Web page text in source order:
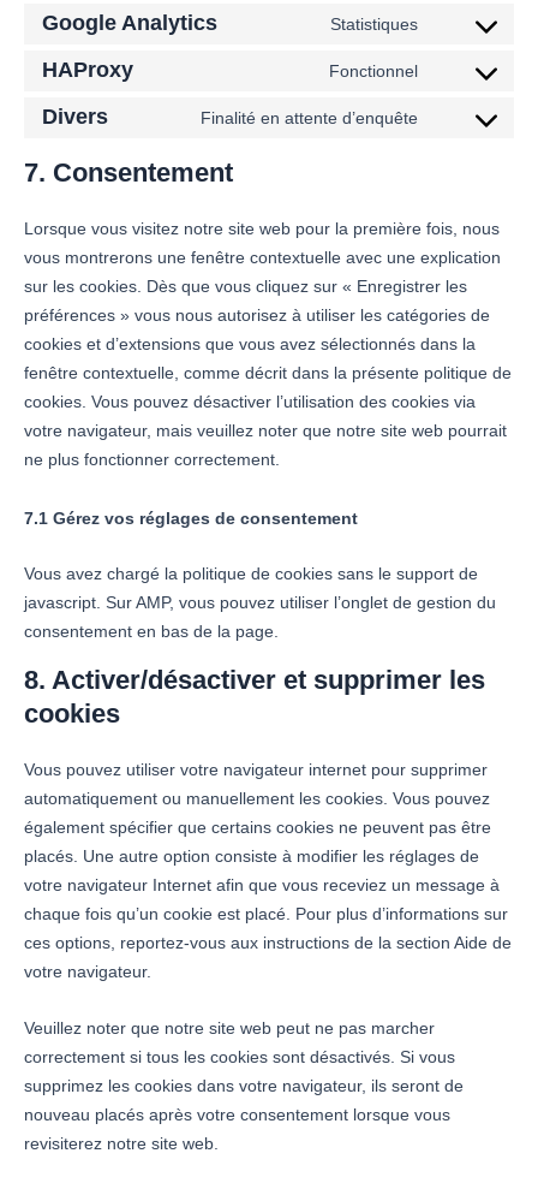
Google Analytics Statistiques
HAProxy Fonctionnel
Divers Finalité en attente d’enquête
7. Consentement
Lorsque vous visitez notre site web pour la première fois, nous
vous montrerons une fenêtre contextuelle avec une explication
sur les cookies. Dès que vous cliquez sur « Enregistrer les
préférences » vous nous autorisez à utiliser les catégories de
cookies et d’extensions que vous avez sélectionnés dans la
fenêtre contextuelle, comme décrit dans la présente politique de
cookies. Vous pouvez désactiver l’utilisation des cookies via
votre navigateur, mais veuillez noter que notre site web pourrait
ne plus fonctionner correctement.
7.1 Gérez vos réglages de consentement
Vous avez chargé la politique de cookies sans le support de
javascript. Sur AMP, vous pouvez utiliser l’onglet de gestion du
consentement en bas de la page.
8. Activer/désactiver et supprimer les
cookies
Vous pouvez utiliser votre navigateur internet pour supprimer
automatiquement ou manuellement les cookies. Vous pouvez
également spécifier que certains cookies ne peuvent pas être
placés. Une autre option consiste à modifier les réglages de
votre navigateur Internet afin que vous receviez un message à
chaque fois qu’un cookie est placé. Pour plus d’informations sur
ces options, reportez-vous aux instructions de la section Aide de
votre navigateur.
Veuillez noter que notre site web peut ne pas marcher
correctement si tous les cookies sont désactivés. Si vous
supprimez les cookies dans votre navigateur, ils seront de
nouveau placés après votre consentement lorsque vous
revisiterez notre site web.